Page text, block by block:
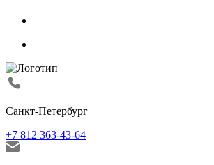
Санкт-Петербург
+7 812 363-43-64